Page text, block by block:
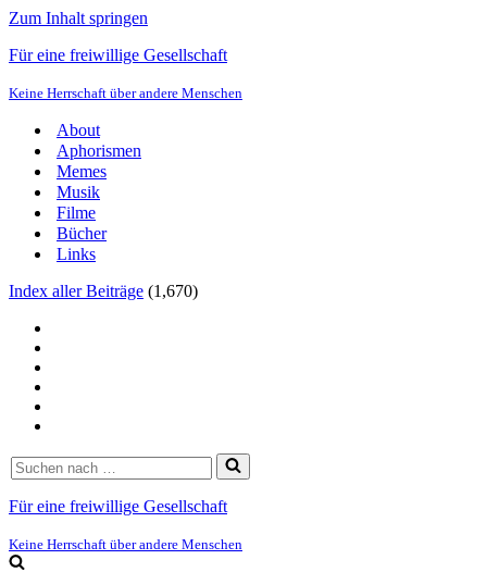
Zum Inhalt springen
Für eine freiwillige Gesellschaft
Keine Herrschaft über andere Menschen
About
Aphorismen
Memes
Musik
Filme
Bücher
Links
Index aller Beiträge (1,670)
Suchen
nach …
Für eine freiwillige Gesellschaft
Keine Herrschaft über andere Menschen